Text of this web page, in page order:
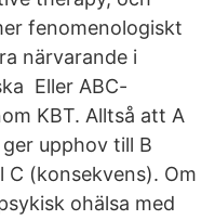
fenomenologiskt
närvarande i
Eller ABC-
KBT. Alltså att A
upphov till B
C (konsekvens). Om
ohälsa med